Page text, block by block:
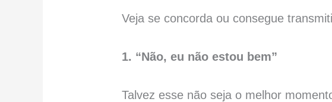
Veja se concorda ou consegue
1. “Não, eu não estou bem”
Talvez esse não seja o melhor